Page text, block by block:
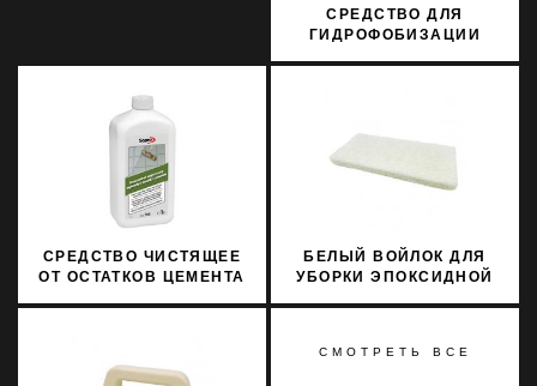
СРЕДСТВО ДЛЯ
ГИДРОФОБИЗАЦИИ
СРЕДСТВО ЧИСТЯЩЕЕ
ОТ ОСТАТКОВ ЦЕМЕНТА
БЕЛЫЙ ВОЙЛОК ДЛЯ
УБОРКИ ЭПОКСИДНОЙ
СМОТРЕТЬ ВСЕ